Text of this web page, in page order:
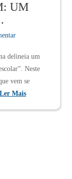
UM
delineia um
Neste
vem se
Ler Mais